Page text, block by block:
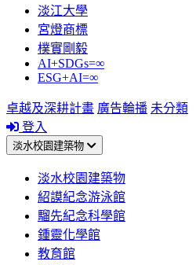
淡江大學
宮燈商標
樸實剛毅
AI+SDGs=∞
ESG+AI=∞
卓越及深耕計畫 廣告輪播 未分類
登入
淡水校園建築物
淡水校園建築物
紹謨紀念游泳館
騮先紀念科學館
鍾靈化學館
教育館